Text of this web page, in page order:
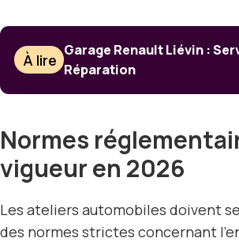
À lire
Garage Renault Liévin :
Réparation
Normes
vigueur en 2026
Les ateliers automobiles doivent
des normes strictes concernant